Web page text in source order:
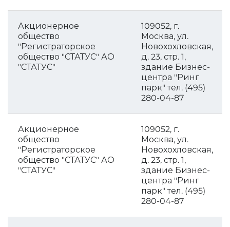
Акционерное
общество
"Регистраторское
общество "СТАТУС" АО
"СТАТУС"
109052, г.
Москва, ул.
Новохохловская,
д. 23, стр. 1,
здание Бизнес-
центра "Ринг
парк" тел. (495)
280-04-87
Акционерное
общество
"Регистраторское
общество "СТАТУС" АО
"СТАТУС"
109052, г.
Москва, ул.
Новохохловская,
д. 23, стр. 1,
здание Бизнес-
центра "Ринг
парк" тел. (495)
280-04-87